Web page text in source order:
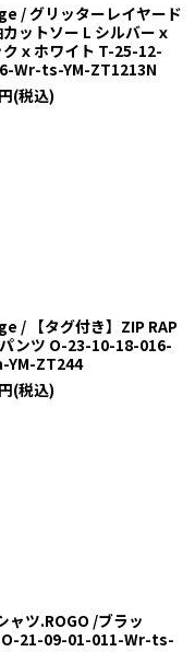
/ グリッターレイヤード
ットソー L シルバーｘ
クｘホワイト T-25-12-
Wr-ts-YM-ZT1213N
円(税込)
/ 【タグ付き】ZIP RAP
ンツ O-23-10-18-016-
YM-ZT244
円(税込)
ャツ.ROGO /ブラッ
O-21-09-01-011-Wr-ts-